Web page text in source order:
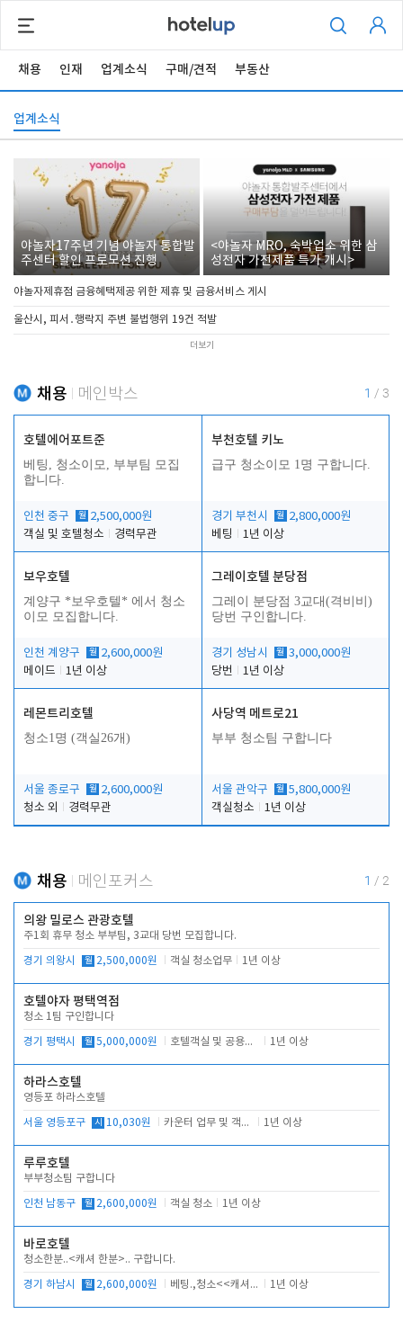
채용 인재 업계소식 구매/견적 부동산
업계소식
야놀자17주년 기념 야놀자 통합발
주센터 할인 프로모션 진행
<야놀자 MRO, 숙박업소 위한 삼
성전자 가전제품 특가 개시>
야놀자제휴점 금융혜택제공 위한 제휴 및 금융서비스 게시
울산시, 피서․행락지 주변 불법행위 19건 적발
더보기
채용 메인박스 1 / 3
호텔에어포트준
베팅, 청소이모, 부부팀 모집
합니다.
인천 중구 월 2,500,000원
객실 및 호텔청소
경력무관
부천호텔 키노
급구 청소이모 1명 구합니다.
경기 부천시 월 2,800,000원
베팅
1년 이상
보우호텔
계양구 *보우호텔* 에서 청소
이모 모집합니다.
인천 계양구 월 2,600,000원
메이드
1년 이상
그레이호텔 분당점
그레이 분당점 3교대(격비비)
당번 구인합니다.
경기 성남시 월 3,000,000원
당번
1년 이상
레몬트리호텔
청소1명 (객실26개)
서울 종로구 월 2,600,000원
청소 외
경력무관
사당역 메트로21
부부 청소팀 구합니다
서울 관악구 월 5,800,000원
객실청소
1년 이상
채용 메인포커스 1 / 2
의왕 밀로스 관광호텔
주1회 휴무 청소 부부팀, 3교대 당번 모집합니다.
경기 의왕시 월 2,500,000원 객실 청소업무 1년 이상
호텔야자 평택역점
청소 1팀 구인합니다
경기 평택시 월 5,000,000원 호텔객실 및 공용시설 청소 관리 1년 이상
하라스호텔
영등포 하라스호텔
서울 영등포구 시 10,030원 카운터 업무 및 객실관리(청소상태 확인, 객실판매) 1년 이상
루루호텔
부부청소팀 구합니다
인천 남동구 월 2,600,000원 객실 청소 1년 이상
바로호텔
청소한분..<캐셔 한분>.. 구합니다.
경기 하남시 월 2,600,000원 베팅.,청소<<캐셔 모셔봅니다. 1년 이상